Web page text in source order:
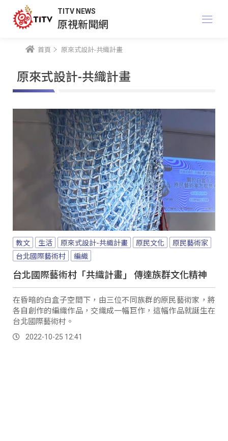
TITV NEWS
原視新聞網
首頁 原來式設計-共織計畫
原來式設計-共織計畫
教文 生活 原來式設計-共織計畫 原民文化
原民藝術家
台北國際藝術村
編織
台北國際藝術村「共織計畫」 傳達族群文化精神
在昏暗的白盒子空間下，由三位不同族群的原民藝術家，將
各自創作的編織作品，交織成一幅巨作，這幅作品就誕生在
台北國際藝術村。
2022-10-25 12:41